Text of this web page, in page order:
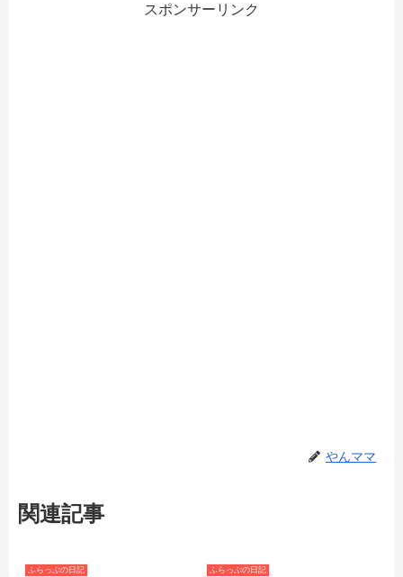
スポンサーリンク
やんママ
関連記事
ふらっぷの日記 ふらっぷの日記